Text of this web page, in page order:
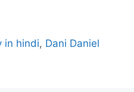
in hindi, Dani Daniel